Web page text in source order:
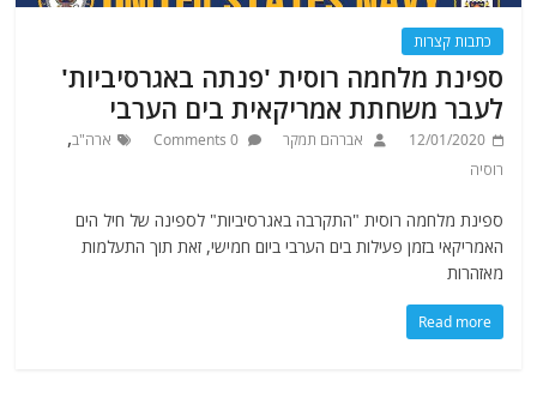
כתבות קצרות
ספינת מלחמה רוסית 'פנתה באגרסיביות'
לעבר משחתת אמריקאית בים הערבי
12/01/2020 אברהם תמקר 0 Comments ארה"ב,
רוסיה
ספינת מלחמה רוסית "התקרבה באגרסיביות" לספינה של חיל הים
האמריקאי בזמן פעילות בים הערבי ביום חמישי, זאת תוך התעלמות
מאזהרות
Read more